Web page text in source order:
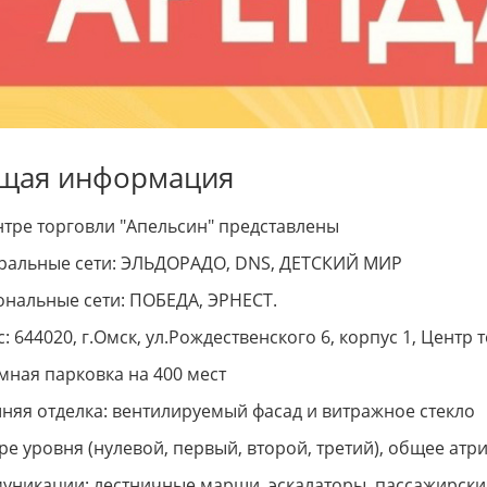
Алеся
информация
торговли "Апельсин" представлены
сети: ЭЛЬДОРАДО, DNS, ДЕТСКИЙ МИР
сети: ПОБЕДА, ЭРНЕСТ.
644020, г.Омск, ул.Рождественского 6, корпус 1, Центр
парковка на 400 мест
отделка: вентилируемый фасад и витражное стекло
уровня (нулевой, первый, второй, третий), общее